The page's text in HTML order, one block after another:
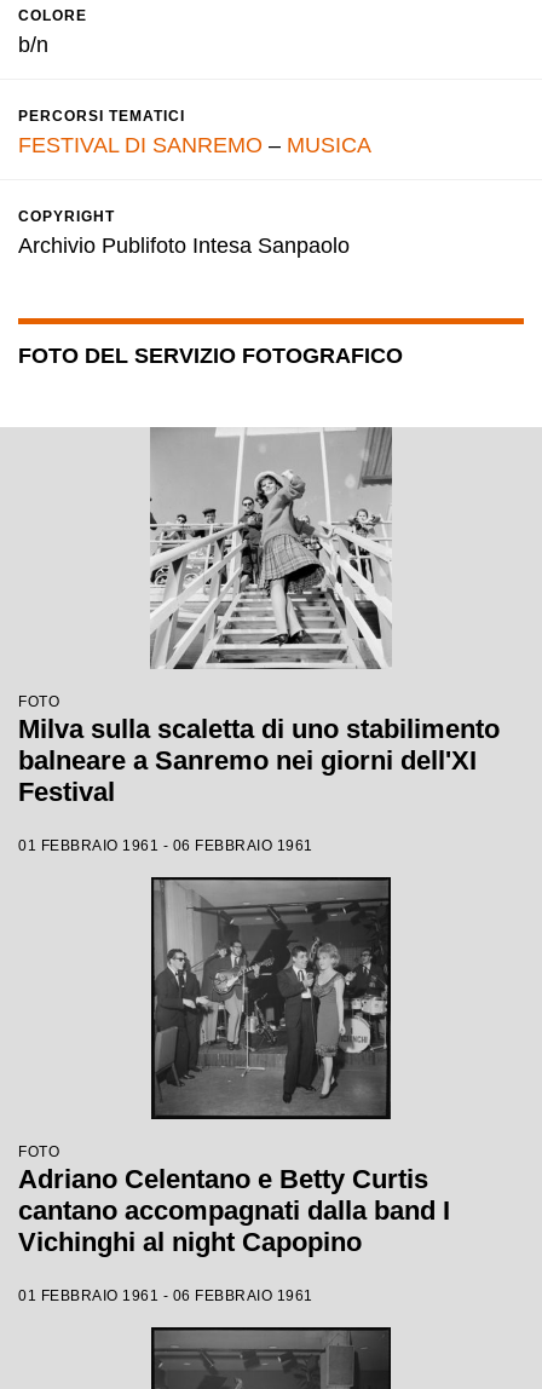
COLORE
b/n
PERCORSI TEMATICI
FESTIVAL DI SANREMO – MUSICA
COPYRIGHT
Archivio Publifoto Intesa Sanpaolo
FOTO DEL SERVIZIO FOTOGRAFICO
FOTO
Milva sulla scaletta di uno stabilimento
balneare a Sanremo nei giorni dell'XI
Festival
01 FEBBRAIO 1961 - 06 FEBBRAIO 1961
FOTO
Adriano Celentano e Betty Curtis
cantano accompagnati dalla band I
Vichinghi al night Capopino
01 FEBBRAIO 1961 - 06 FEBBRAIO 1961